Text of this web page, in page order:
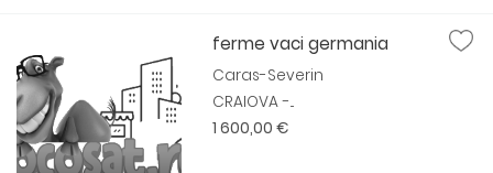
ferme vaci germania
Caras-Severin
CRAIOVA -...
1 600,00 €